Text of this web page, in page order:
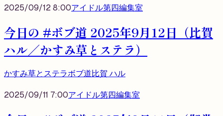
2025/09/12 8:00アイドル第四編集室
今日の #ボブ道 2025年9月12日（比賀
ハル／かすみ草とステラ）
かすみ草とステラボブ道比賀 ハル
2025/09/11 7:00アイドル第四編集室